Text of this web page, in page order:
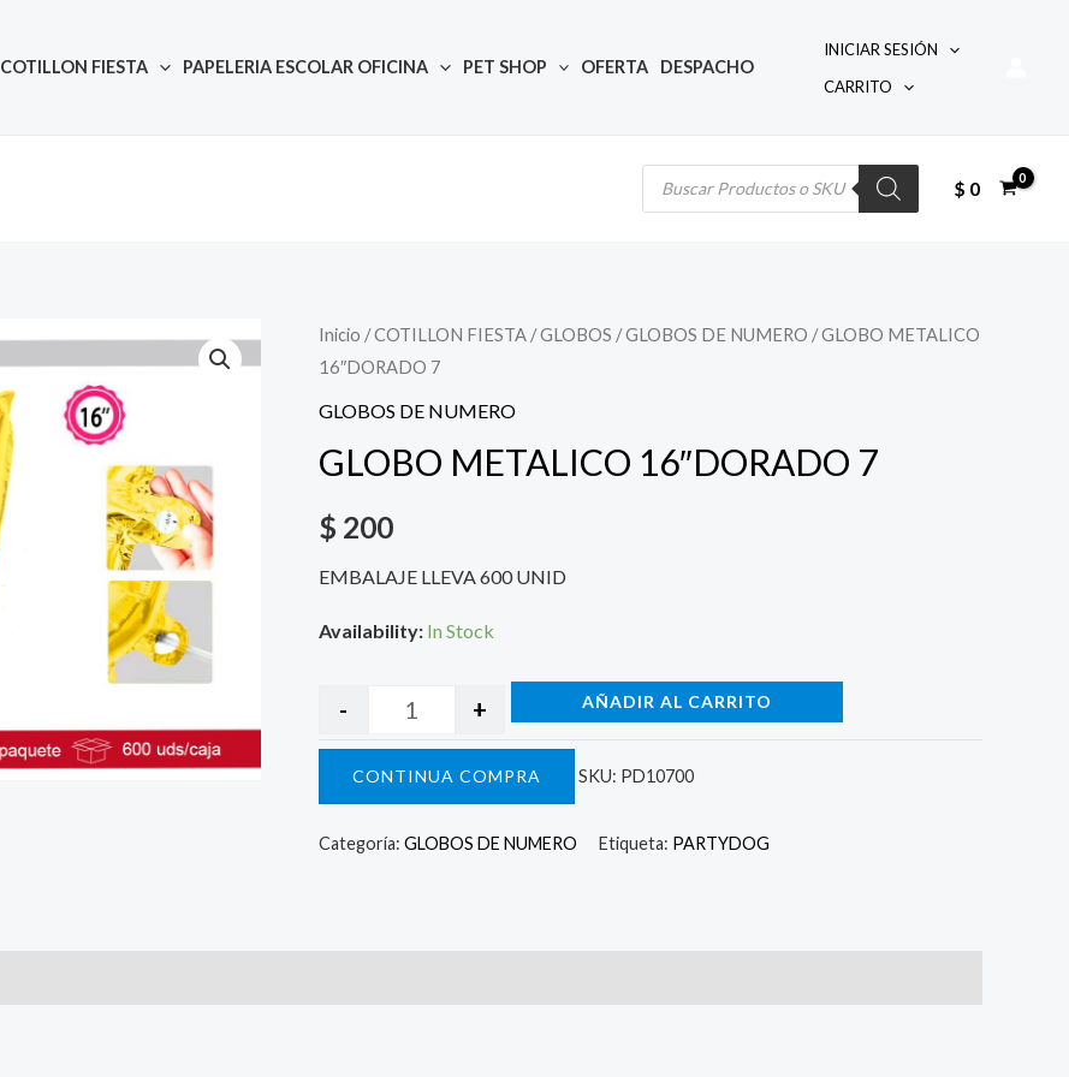
COTILLON FIESTA PAPELERIA ESCOLAR OFICINA PET SHOP OFERTA DESPACHO
INICIAR SESIÓN
CARRITO
Búsqueda
$ 0
Inicio /COTILLON FIESTA /GLOBOS /GLOBOS DE NUMERO / GLOBO METALICO
16″DORADO 7
GLOBOS DE NUMERO
GLOBO METALICO 16″DORADO 7
$ 200
EMBALAJE LLEVA 600 UNID
Availability: In Stock
Quantity
- + AÑADIR AL CARRITO
CONTINUA COMPRA SKU: PD10700
Categoría: GLOBOS DE NUMERO Etiqueta: PARTYDOG